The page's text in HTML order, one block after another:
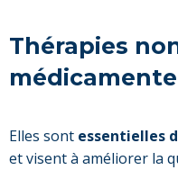
Thérapies
Elles sont essentielles
et visent à améliorer la